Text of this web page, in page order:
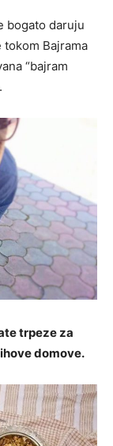
bogato daruju
Bajrama
“bajram
trpeze za
domove.